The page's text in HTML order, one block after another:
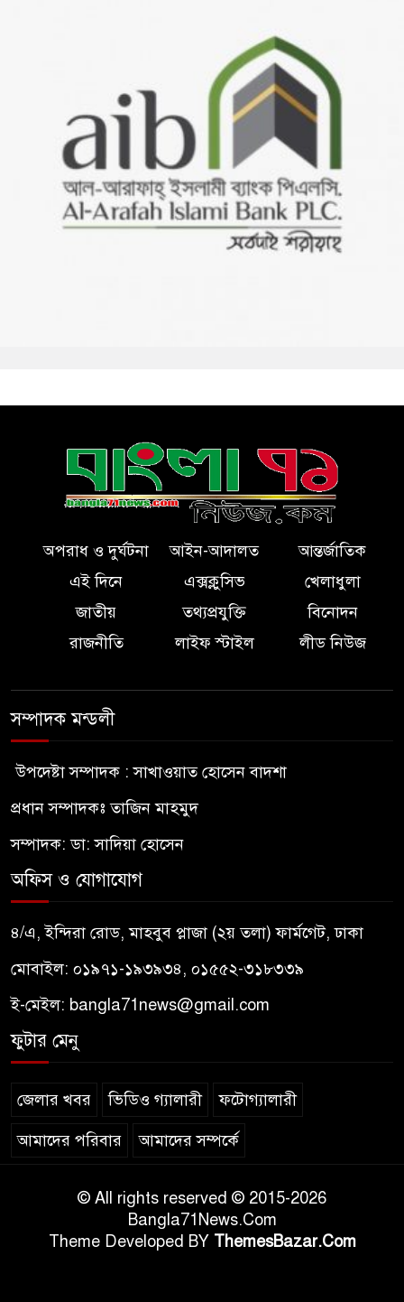
অপরাধ ও দুর্ঘটনা আইন-আদালত
আন্তর্জাতিক
এই দিনে
এক্সক্লুসিভ
খেলাধুলা
জাতীয়
তথ্যপ্রযুক্তি
বিনোদন
রাজনীতি
লাইফ স্টাইল লীড নিউজ
সম্পাদক মন্ডলী
উপদেষ্টা সম্পাদক : সাখাওয়াত হোসেন বাদশা
প্রধান সম্পাদকঃ তাজিন মাহমুদ
সম্পাদক: ডা: সাদিয়া হোসেন
অফিস ও যোগাযোগ
৪/এ, ইন্দিরা রোড, মাহবুব প্লাজা (২য় তলা) ফার্মগেট, ঢাকা
মোবাইল: ০১৯৭১-১৯৩৯৩৪, ০১৫৫২-৩১৮৩৩৯
ই-মেইল: bangla71news@gmail.com
ফুটার মেনু
জেলার খবর ভিডিও গ্যালারী ফটোগ্যালারী
আমাদের পরিবার আমাদের সম্পর্কে
© All rights reserved © 2015-2026
Bangla71News.Com
Theme Developed BY ThemesBazar.Com